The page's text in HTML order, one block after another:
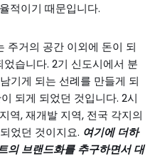
적이기 때문입니다.
주거의 공간 이외에 돈이 되
었습니다. 2기 신도시에서 분
기게 되는 선례를 만들게 되
되게 되었던 것입니다. 2시
역, 재개발 지역, 전국 각지의
었던 것이지요. 여기에 더하
의 브랜드화를 추구하면서 대